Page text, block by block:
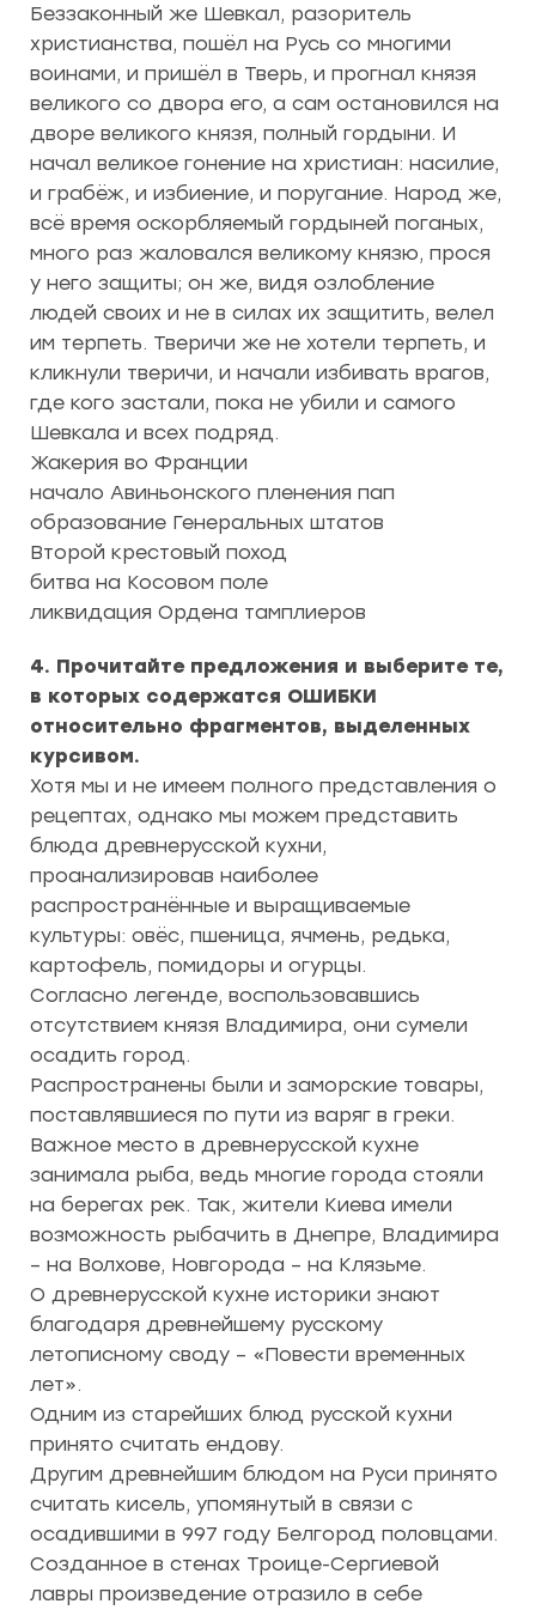
Беззаконный же Шевкал, разоритель
христианства, пошёл на Русь со многими
воинами, и пришёл в Тверь, и прогнал князя
великого со двора его, а сам остановился на
дворе великого князя, полный гордыни. И
начал великое гонение на христиан: насилие,
и грабёж, и избиение, и поругание. Народ же,
всё время оскорбляемый гордыней поганых,
много раз жаловался великому князю, прося
у него защиты; он же, видя озлобление
людей своих и не в силах их защитить, велел
им терпеть. Тверичи же не хотели терпеть, и
кликнули тверичи, и начали избивать врагов,
где кого застали, пока не убили и самого
Шевкала и всех подряд.
Жакерия во Франции
начало Авиньонского пленения пап
образование Генеральных штатов
Второй крестовый поход
битва на Косовом поле
ликвидация Ордена тамплиеров
4. Прочитайте предложения и выберите те,
в которых содержатся ОШИБКИ
относительно фрагментов, выделенных
курсивом.
Хотя мы и не имеем полного представления о
рецептах, однако мы можем представить
блюда древнерусской кухни,
проанализировав наиболее
распространённые и выращиваемые
культуры: овёс, пшеница, ячмень, редька,
картофель, помидоры и огурцы.
Согласно легенде, воспользовавшись
отсутствием князя Владимира, они сумели
осадить город.
Распространены были и заморские товары,
поставлявшиеся по пути из варяг в греки.
Важное место в древнерусской кухне
занимала рыба, ведь многие города стояли
на берегах рек. Так, жители Киева имели
возможность рыбачить в Днепре, Владимира
– на Волхове, Новгорода – на Клязьме.
О древнерусской кухне историки знают
благодаря древнейшему русскому
летописному своду – «Повести временных
лет».
Одним из старейших блюд русской кухни
принято считать ендову.
Другим древнейшим блюдом на Руси принято
считать кисель, упомянутый в связи с
осадившими в 997 году Белгород половцами.
Созданное в стенах Троице-Сергиевой
лавры произведение отразило в себе